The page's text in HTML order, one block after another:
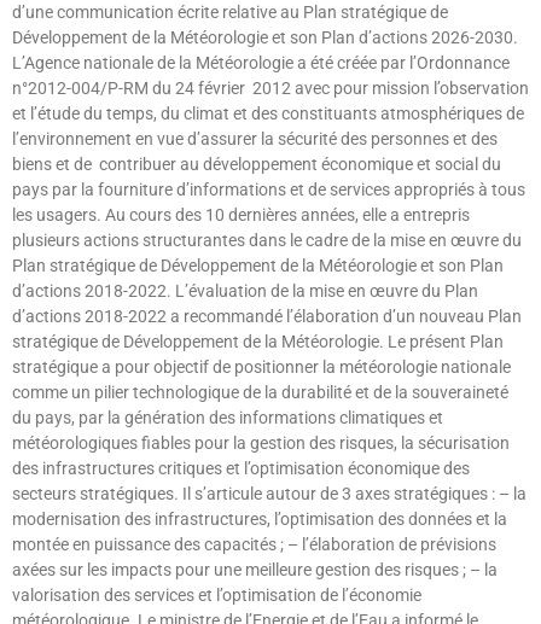
d’une communication écrite relative au Plan stratégique de
Développement de la Météorologie et son Plan d’actions 2026-2030.
L’Agence nationale de la Météorologie a été créée par l’Ordonnance
n°2012-004/P-RM du 24 février 2012 avec pour mission l’observation
et l’étude du temps, du climat et des constituants atmosphériques de
l’environnement en vue d’assurer la sécurité des personnes et des
biens et de contribuer au développement économique et social du
pays par la fourniture d’informations et de services appropriés à tous
les usagers. Au cours des 10 dernières années, elle a entrepris
plusieurs actions structurantes dans le cadre de la mise en œuvre du
Plan stratégique de Développement de la Météorologie et son Plan
d’actions 2018-2022. L’évaluation de la mise en œuvre du Plan
d’actions 2018-2022 a recommandé l’élaboration d’un nouveau Plan
stratégique de Développement de la Météorologie. Le présent Plan
stratégique a pour objectif de positionner la météorologie nationale
comme un pilier technologique de la durabilité et de la souveraineté
du pays, par la génération des informations climatiques et
météorologiques fiables pour la gestion des risques, la sécurisation
des infrastructures critiques et l’optimisation économique des
secteurs stratégiques. Il s’articule autour de 3 axes stratégiques : – la
modernisation des infrastructures, l’optimisation des données et la
montée en puissance des capacités ; – l’élaboration de prévisions
axées sur les impacts pour une meilleure gestion des risques ; – la
valorisation des services et l’optimisation de l’économie
météorologique. Le ministre de l’Energie et de l’Eau a informé le